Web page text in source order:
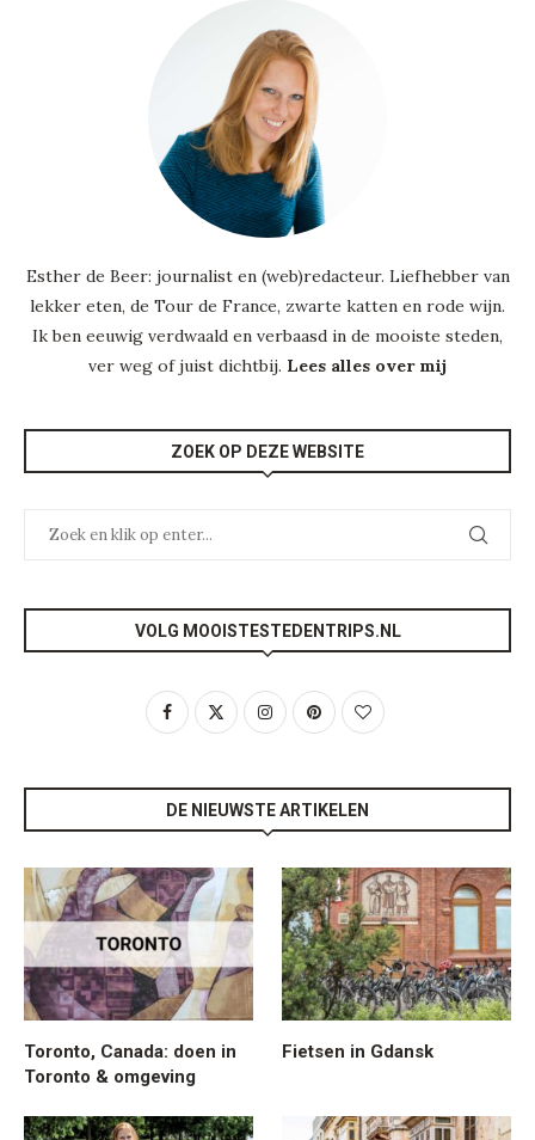
Esther de Beer: journalist en (web)redacteur. Liefhebber van
lekker eten, de Tour de France, zwarte katten en rode wijn.
Ik ben eeuwig verdwaald en verbaasd in de mooiste steden,
ver weg of juist dichtbij. Lees alles over mij
ZOEK OP DEZE WEBSITE
VOLG MOOISTESTEDENTRIPS.NL
DE NIEUWSTE ARTIKELEN
Toronto, Canada: doen in
Toronto & omgeving
Fietsen in Gdansk